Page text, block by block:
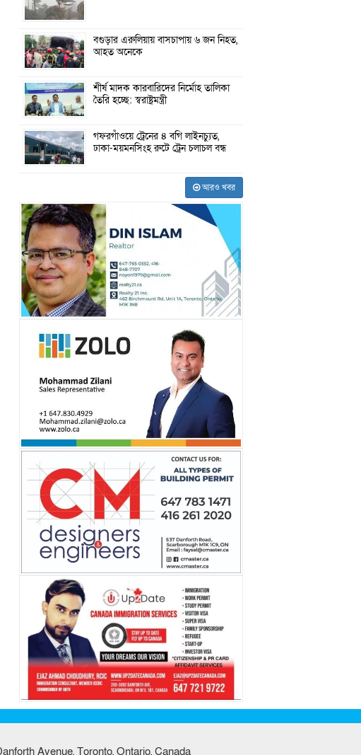
বগুড়ার এরুলিয়ায় বাসচাপায় ৬ জন নিহত,
আহত অনেকে
শীর্ষ মাদক কারবারিদের নির্মোহ তালিকা
তৈরি হচ্ছে: স্বরাষ্ট্রমন্ত্রী
গফরগাঁওয়ে ট্রেনের ৪ বগি লাইনচ্যুত,
ঢাকা-ময়মনসিংহ রুটে ট্রেন চলাচল বন্ধ
আরও খবর
Avenue, Toronto, Ontario, Canada